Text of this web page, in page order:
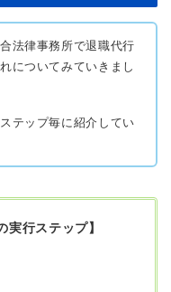
法律事務所で退職代行
についてみていきまし
テップ毎に紹介してい
実行ステップ】